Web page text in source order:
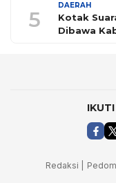
5
DAERAH
Kotak
Dibawa
Redaksi |